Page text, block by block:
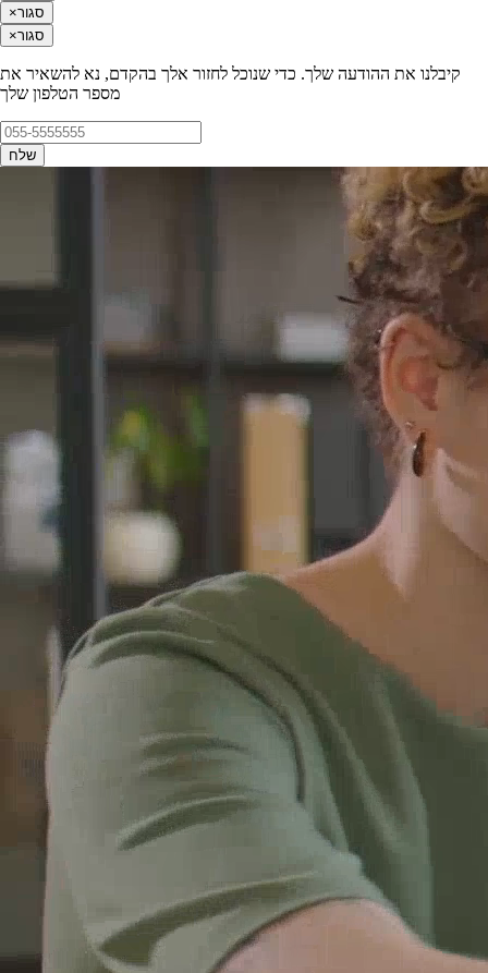
×סגור
×סגור
קיבלנו את ההודעה שלך. כדי שנוכל לחזור אלך בהקדם, נא להשאיר את
מספר הטלפון שלך
שלח